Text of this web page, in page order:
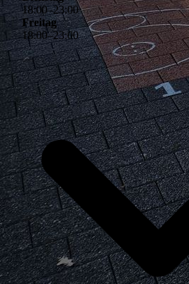
18:00–23:00
Freitag
18:00–23:00